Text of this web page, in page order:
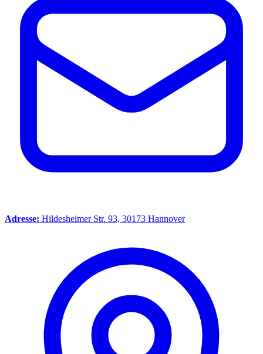
Adresse: Hildesheimer Str. 93, 30173 Hannover